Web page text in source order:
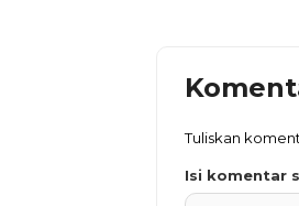
Tuliskan
Isi komentar